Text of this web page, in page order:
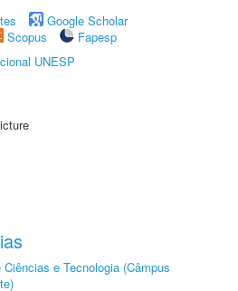
Google Scholar
Scopus
Fapesp
UNESP
Ciências e Tecnologia (Câmpus